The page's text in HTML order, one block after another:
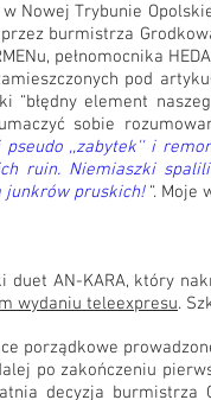
w Nowej Trybunie
burmistrza
pełnomocnika
pod
“błędny element
sobie
pseudo ,,zabytek'' i
ruin. Niemiaszki
junkrów pruskich! “. Moje
AN-KARA, który
wydaniu teleexpresu.
porządkowe
po zakończeniu
decyzja burmistrza